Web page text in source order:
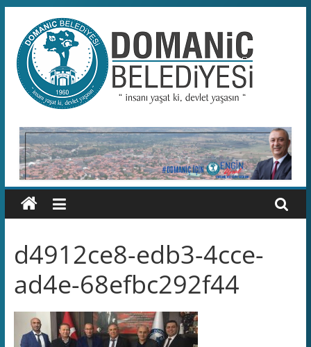
content
Domaniç
Belediyesi
T.C.
DOMANİÇ
BELEDİYESİ
RESMİ
WEB
d4912ce8-edb3-4cce-
ad4e-68efbc292f44